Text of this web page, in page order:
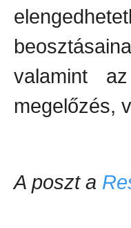
valamint
megelőzés,
A poszt a